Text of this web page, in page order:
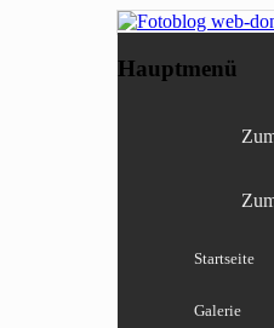
Hauptmenü
Startseite
Galerie